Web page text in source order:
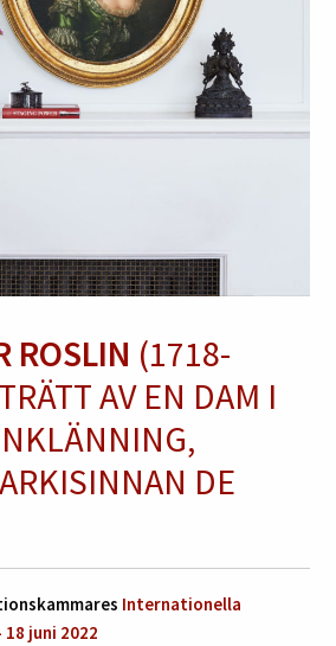
ROSLIN (1718-
AV EN DAM I
DE
Internationella
juni 2022